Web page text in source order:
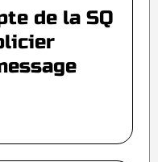
de la SQ